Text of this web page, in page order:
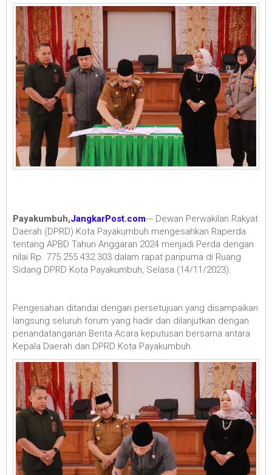
Payakumbuh,JangkarPost.com--- Dewan Perwakilan Rakyat
Daerah (DPRD) Kota Payakumbuh mengesahkan Raperda
tentang APBD Tahun Anggaran 2024 menjadi Perda dengan
nilai Rp. 775.255.432.303 dalam rapat paripurna di Ruang
Sidang DPRD Kota Payakumbuh, Selasa (14/11/2023).
Pengesahan ditandai dengan persetujuan yang disampaikan
langsung seluruh forum yang hadir dan dilanjutkan dengan
penandatanganan Berita Acara keputusan bersama antara
Kepala Daerah dan DPRD Kota Payakumbuh.